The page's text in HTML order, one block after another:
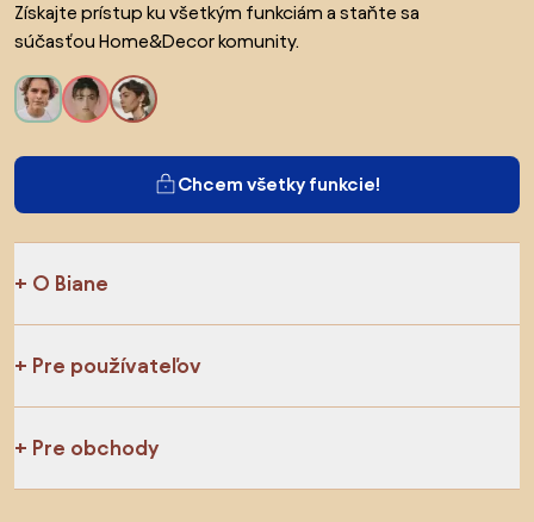
Získajte prístup ku všetkým funkciám a staňte sa
súčasťou Home&Decor komunity.
Chcem všetky funkcie!
O Biane
Pre používateľov
Pre obchody